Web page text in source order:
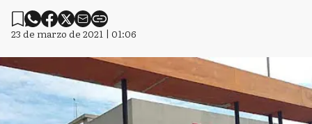
23 de marzo de 2021 | 01:06